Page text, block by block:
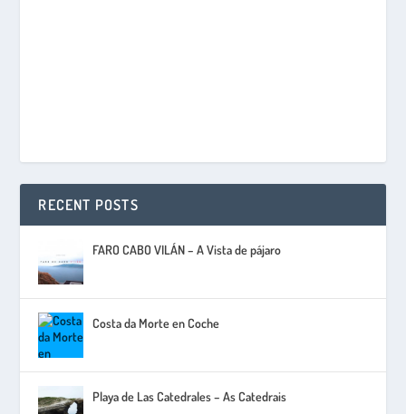
RECENT POSTS
FARO CABO VILÁN – A Vista de pájaro
Costa da Morte en Coche
Playa de Las Catedrales – As Catedrais